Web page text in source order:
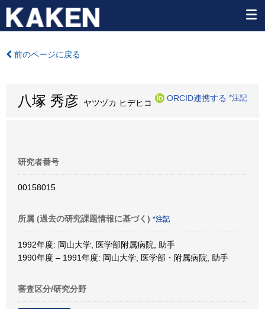
前のページに戻る
八塚 秀彦 ヤツヅカ ヒデヒコ
ORCID連携する *注記
研究者番号
00158015
所属 (過去の研究課題情報に基づく) *注記
1992年度: 岡山大学, 医学部附属病院, 助手
1990年度 – 1991年度: 岡山大学, 医学部・附属病院, 助手
審査区分/研究分野